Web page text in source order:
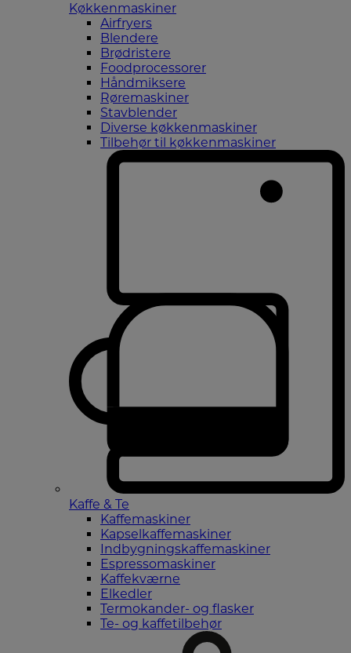
Køkkenmaskiner
Airfryers
Blendere
Brødristere
Foodprocessorer
Håndmiksere
Røremaskiner
Stavblender
Diverse køkkenmaskiner
Tilbehør til køkkenmaskiner
Kaffe & Te
Kaffemaskiner
Kapselkaffemaskiner
Indbygningskaffemaskiner
Espressomaskiner
Kaffekværne
Elkedler
Termokander- og flasker
Te- og kaffetilbehør